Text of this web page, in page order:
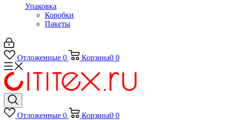
Упаковка
Коробки
Пакеты
Отложенные 0 Корзина0 0
Отложенные 0 Корзина0 0